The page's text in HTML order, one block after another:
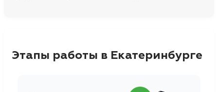
Этапы работы в Екатеринбурге